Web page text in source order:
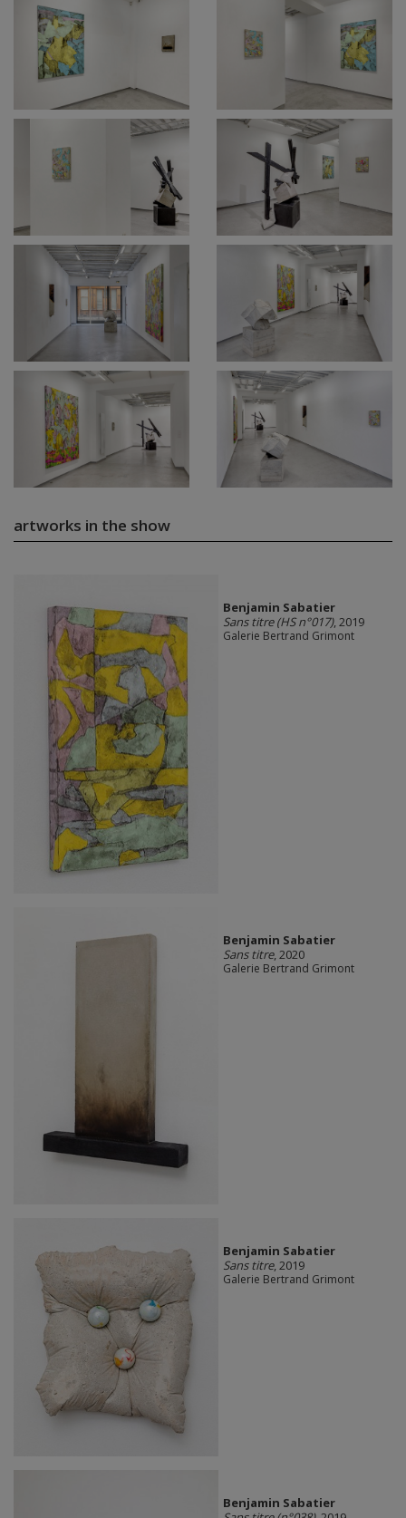
artworks in the show
Benjamin Sabatier
Sans titre (HS n°017), 2019
Galerie Bertrand Grimont
Benjamin Sabatier
Sans titre, 2020
Galerie Bertrand Grimont
Benjamin Sabatier
Sans titre, 2019
Galerie Bertrand Grimont
Benjamin Sabatier